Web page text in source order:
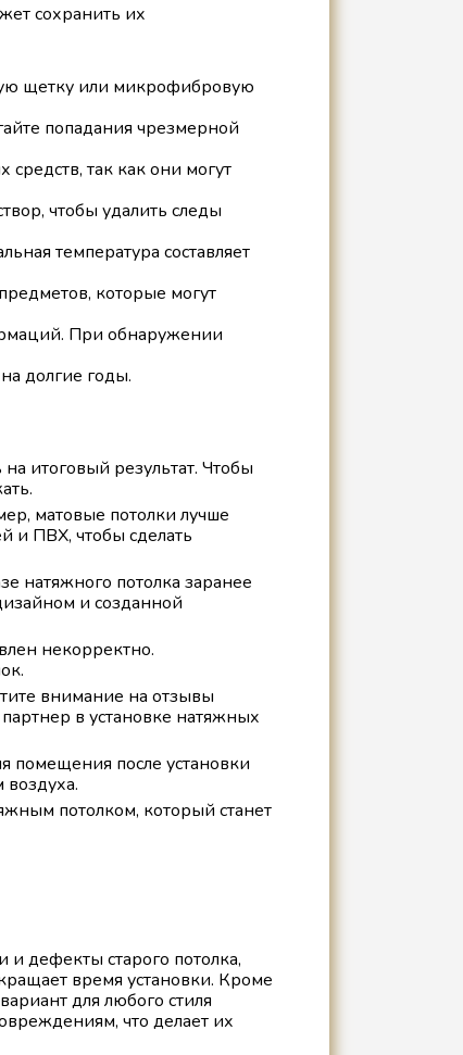
сохранить их
щетку или микрофибровую
попадания чрезмерной
так как они могут
чтобы удалить следы
температура составляет
которые могут
При обнаружении
долгие годы.
итоговый результат. Чтобы
матовые потолки лучше
и ПВХ, чтобы сделать
натяжного потолка заранее
и созданной
некорректно.
внимание на отзывы
в установке натяжных
помещения после установки
воздуха.
потолком, который станет
дефекты старого потолка,
время установки. Кроме
для любого стиля
что делает их